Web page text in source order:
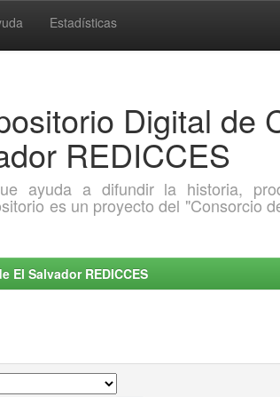
Estadísticas
Digital de
REDICCES
ayuda a difundir la historia,
es un proyecto del "Consorcio
El Salvador REDICCES